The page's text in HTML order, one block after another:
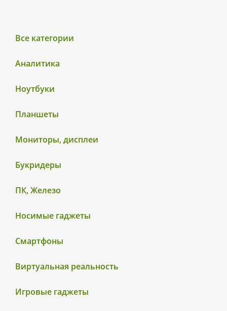
Все категории
Аналитика
Ноутбуки
Планшеты
Мониторы, дисплеи
Букридеры
ПК, Железо
Носимые гаджеты
Смартфоны
Виртуальная реальность
Игровые гаджеты